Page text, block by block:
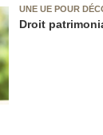
UNE UE POUR
Droit